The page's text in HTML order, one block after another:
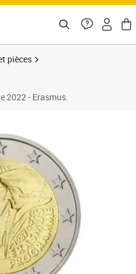
pièces
2022 - Erasmus.